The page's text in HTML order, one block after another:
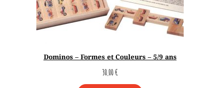
Dominos – Formes et Couleurs – 5/9 ans
30,00€